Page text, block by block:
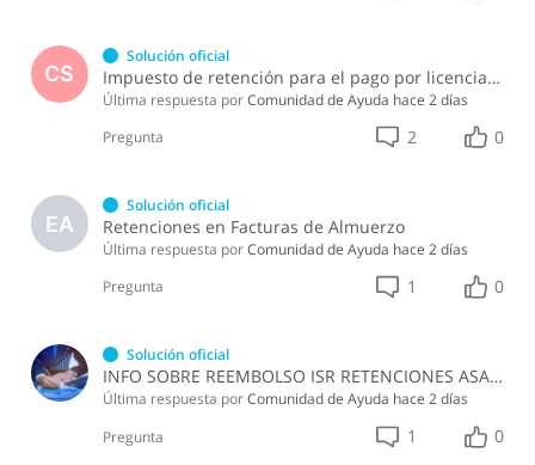
CS
Solución oficial
Impuesto de retención para el pago por licencia de software y soporte de software ?
Última respuesta porComunidad de Ayuda hace 2 días
Pregunta
2 0
EA
Solución oficial
Retenciones en Facturas de Almuerzo
Última respuesta porComunidad de Ayuda hace 2 días
Pregunta
1 0
Solución oficial
INFO SOBRE REEMBOLSO ISR RETENCIONES ASALARIADOS
Última respuesta porComunidad de Ayuda hace 2 días
Pregunta
1 0